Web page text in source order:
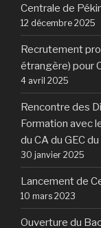
Centrale de
12 décembre 2025
Recrutement
étrangère) pour
4 avril 2025
Rencontre des
Formation avec
du CA du GEC
30 janvier 2025
Lancement de
10 mars 2023
Ouverture du